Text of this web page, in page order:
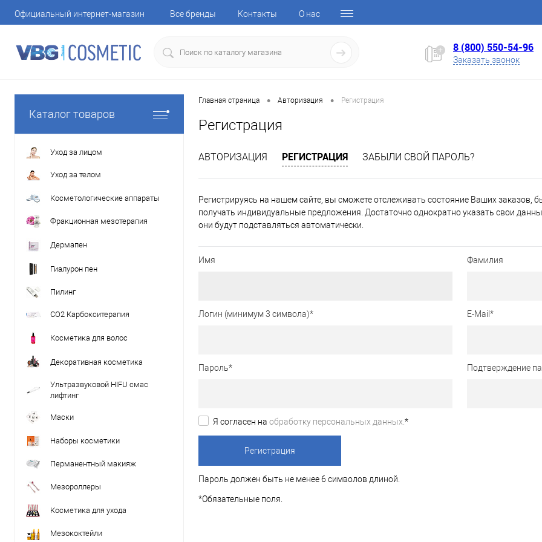
Официальный интернет-магазин Все бренды Контакты О нас
8 (800) 550-54-96
Заказать звонок
Каталог товаров
Уход за лицом
Уход за телом
Косметологические аппараты
Фракционная мезотерапия
Дермапен
Гиалурон пен
Пилинг
CO2 Карбокситерапия
Косметика для волос
Декоративная косметика
Ультразвуковой HIFU смас
лифтинг
Маски
Наборы косметики
Перманентный макияж
Мезороллеры
Косметика для ухода
Мезококтейли
Главная страница • Авторизация • Регистрация
Регистрация
АВТОРИЗАЦИЯ РЕГИСТРАЦИЯ ЗАБЫЛИ СВОЙ ПАРОЛЬ?
Регистрируясь на нашем сайте, вы сможете отслеживать состояние Ваших заказов,
получать индивидуальные предложения. Достаточно однократно указать свои
они будут подставляться автоматически.
Имя Фамилия
Логин (минимум 3 символа)* E-Mail *
Пароль* Подтверждение
Я согласен на обработку персональных данных.*
Пароль должен быть не менее 6 символов длиной.
*Обязательные поля.